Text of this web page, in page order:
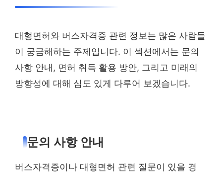
대형면허와 버스자격증 관련 정보는 많은 사람들
이 궁금해하는 주제입니다. 이 섹션에서는 문의
사항 안내, 면허 취득 활용 방안, 그리고 미래의
방향성에 대해 심도 있게 다루어 보겠습니다.
문의 사항 안내
버스자격증이나 대형면허 관련 질문이 있을 경